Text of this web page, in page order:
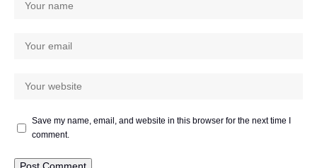
Save my name, email, and website in this browser for the next time I
comment.